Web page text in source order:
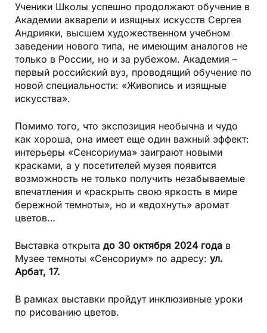
Ученики Школы успешно продолжают обучение в
Академии акварели и изящных искусств Сергея
Андрияки, высшем художественном учебном
заведении нового типа, не имеющим аналогов не
только в России, но и за рубежом. Академия –
первый российский вуз, проводящий обучение по
новой специальности: «Живопись и изящные
искусства».
Помимо того, что экспозиция необычна и чудо
как хороша, она имеет еще один важный эффект:
интерьеры «Сенсориума» заиграют новыми
красками, а у посетителей музея появится
возможность не только получить незабываемые
впечатления и «раскрыть свою яркость в мире
бережной темноты», но и «вдохнуть» аромат
цветов…
Выставка открыта до 30 октября 2024 года в
Музее темноты «Сенсориум» по адресу: ул.
Арбат, 17.
В рамках выставки пройдут инклюзивные уроки
по рисованию цветов.